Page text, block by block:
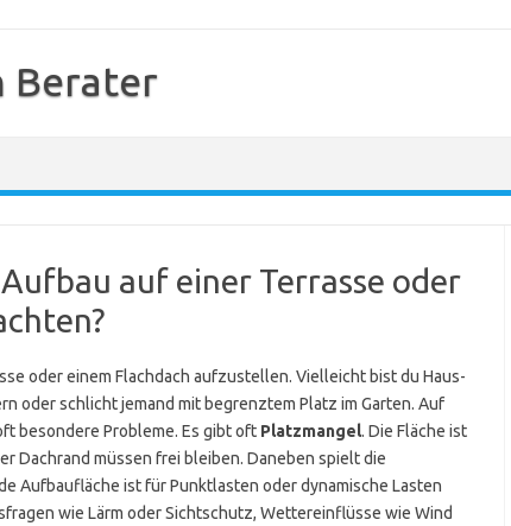
Berater
auf einer Terrasse oder
oder einem Flachdach aufzustellen. Vielleicht bist du Haus-
oder schlicht jemand mit begrenztem Platz im Garten. Auf
besondere Probleme. Es gibt oft Platzmangel. Die Fläche ist
Dachrand müssen frei bleiben. Daneben spielt die
Aufbaufläche ist für Punktlasten oder dynamische Lasten
wie Lärm oder Sichtschutz, Wettereinflüsse wie Wind